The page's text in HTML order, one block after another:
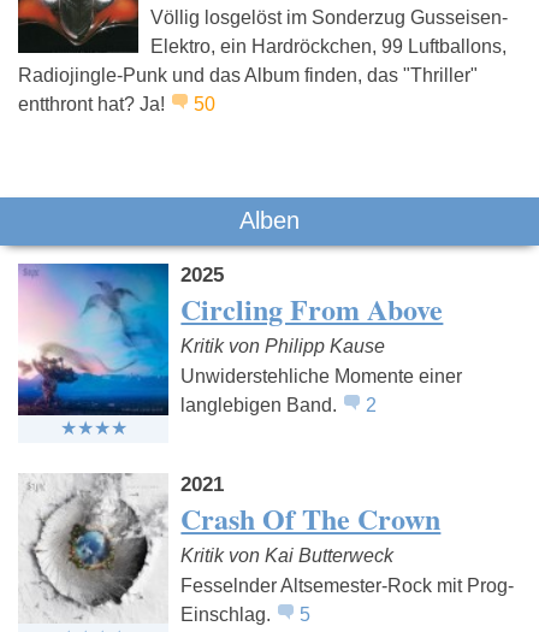
Deep Purple Led Zeppelin
Long
Völlig losgelöst im Sonderzug Gusseisen-
Elektro, ein Hardröckchen, 99 Luftballons,
Radiojingle-Punk und das Album finden, das "Thriller"
entthront hat? Ja!
50
Alben
2025
Circling From Above
Kritik von Philipp Kause
Unwiderstehliche Momente einer
langlebigen Band.
2
2021
Crash Of The Crown
Kritik von Kai Butterweck
Fesselnder Altsemester-Rock mit Prog-
Einschlag.
5